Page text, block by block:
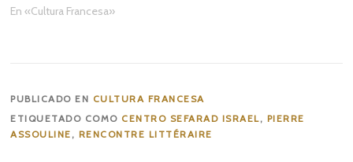
En «Cultura Francesa»
PUBLICADO EN CULTURA FRANCESA
ETIQUETADO COMO CENTRO SEFARAD ISRAEL, PIERRE
ASSOULINE , RENCONTRE LITTÉRAIRE